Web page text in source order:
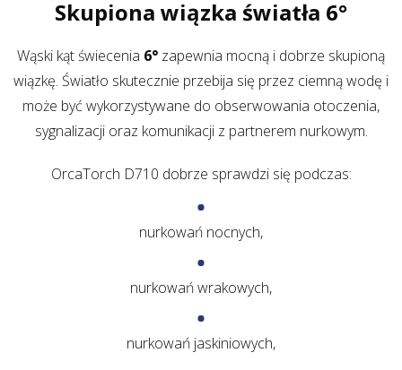
Skupiona wiązka światła 6°
Wąski kąt świecenia 6° zapewnia mocną i dobrze skupioną
wiązkę. Światło skutecznie przebija się przez ciemną wodę i
może być wykorzystywane do obserwowania otoczenia,
sygnalizacji oraz komunikacji z partnerem nurkowym.
OrcaTorch D710 dobrze sprawdzi się podczas:
nurkowań nocnych,
nurkowań wrakowych,
nurkowań jaskiniowych,